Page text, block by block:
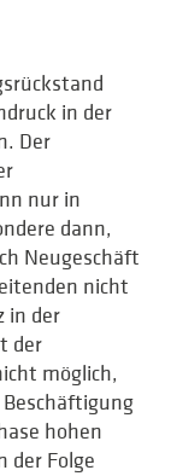
in der
Der
nur in
dann,
Neugeschäft
nicht
in der
der
möglich,
hohen
der Folge